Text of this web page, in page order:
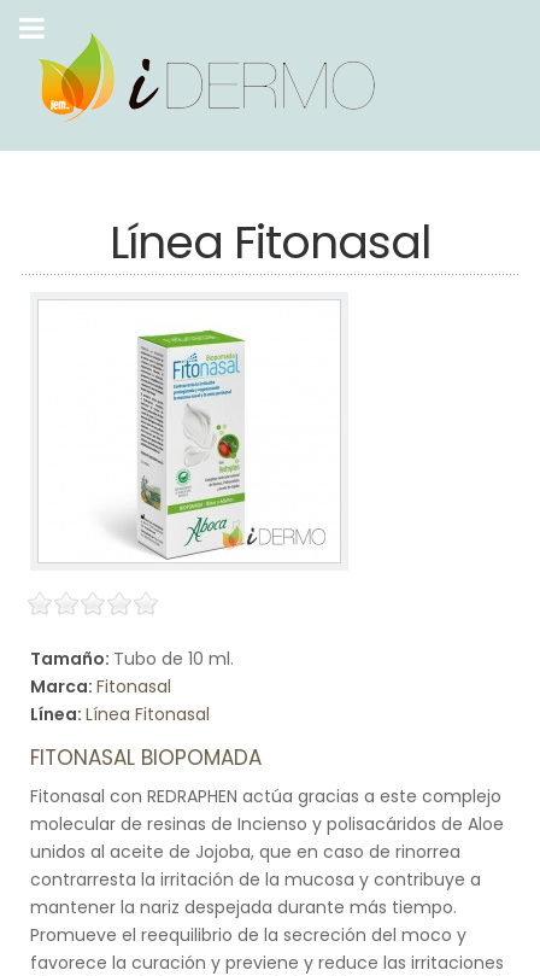
Línea Fitonasal
Tamaño: Tubo de 10 ml.
Marca: Fitonasal
Línea: Línea Fitonasal
FITONASAL BIOPOMADA
Fitonasal con REDRAPHEN actúa gracias a este complejo
molecular de resinas de Incienso y polisacáridos de Aloe
unidos al aceite de Jojoba, que en caso de rinorrea
contrarresta la irritación de la mucosa y contribuye a
mantener la nariz despejada durante más tiempo.
Promueve el reequilibrio de la secreción del moco y
favorece la curación y previene y reduce las irritaciones